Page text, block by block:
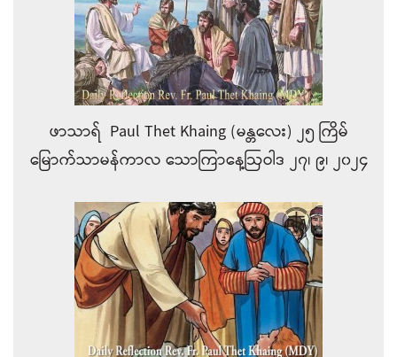
ဖာသာရ် Paul Thet Khaing (မန္တလေး) ၂၅ ကြိမ်
မြောက်သာမန်ကာလ သောကြာနေ့ဩဝါဒ ၂၇၊ ၉၊ ၂၀၂၄